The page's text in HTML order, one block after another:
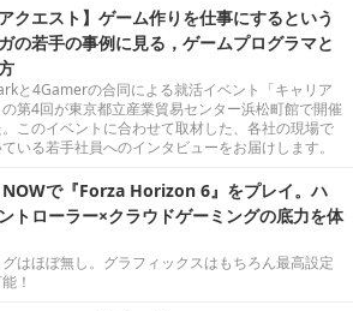
アクエスト】ゲーム作りを仕事にするという
の若手の事例に見る，ゲームプログラマと
と4Gamerの合同による就活イベント「キャリア
第4回が東京都立産業貿易センター浜松町館で開催
このイベントに合わせて取材した、各社の現場で
いる若手社員へのインタビューをお届けします。
で『Forza Horizon 6』をプレイ。ハ
トローラー×クラウドゲーミングの底力を体
はほぼ無し。グラフィックスはもちろん最高設定
！